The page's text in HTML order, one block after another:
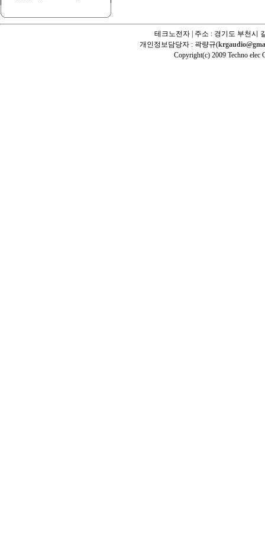
테크노전자 | 주소 : 경기도 부천시
개인정보담당자 : 곽량규(
Copyright(c) 2009 Techno elec